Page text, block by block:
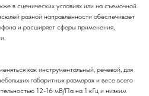
в сценических условиях или на съемочной
разной направленности обеспечивает
и расширяет сферы применения,
как инструментальный, речевой, для
габаритных размерах и весе всего
12-16 мВ/Па на 1 кГц и низким